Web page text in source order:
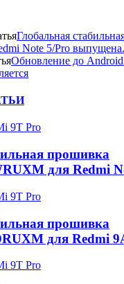
Глобальная
Note 5/Pro выпущена.
Обновление до
прошивка
для Redmi
прошивка
для Redmi